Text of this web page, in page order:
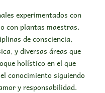
experimentados con
con plantas maestras.
de consciencia,
y diversas áreas que
holístico en el que
conocimiento siguiendo
y responsabilidad.